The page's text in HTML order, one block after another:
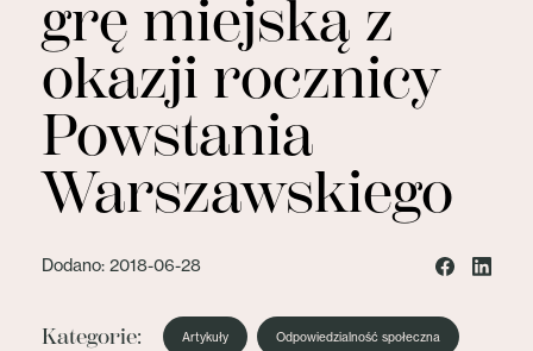
grę miejską z
okazji rocznicy
Powstania
Warszawskiego
Dodano: 2018-06-28
Kategorie: Artykuły Odpowiedzialność społeczna